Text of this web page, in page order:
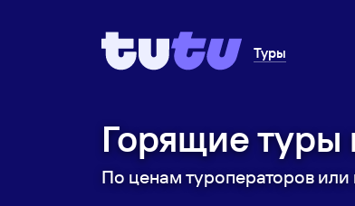
Туры
Горящие туры
По ценам туроператоров